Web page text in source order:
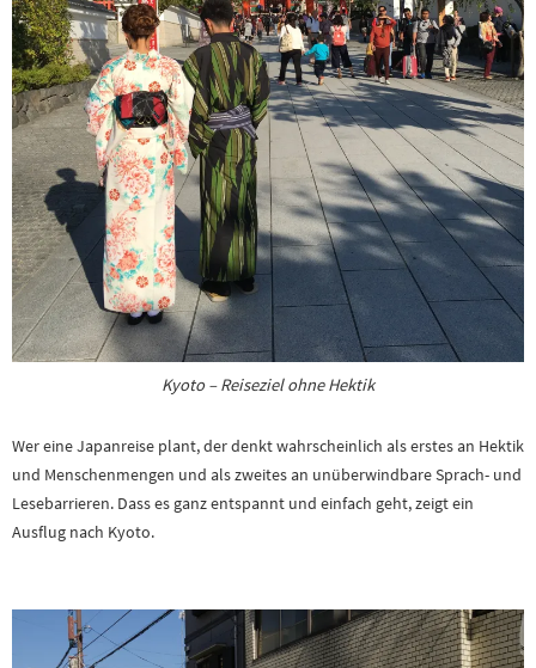
Kyoto – Reiseziel ohne Hektik
Wer eine Japanreise plant, der denkt wahrscheinlich als erstes an Hektik
und Menschenmengen und als zweites an unüberwindbare Sprach- und
Lesebarrieren. Dass es ganz entspannt und einfach geht, zeigt ein
Ausflug nach Kyoto.